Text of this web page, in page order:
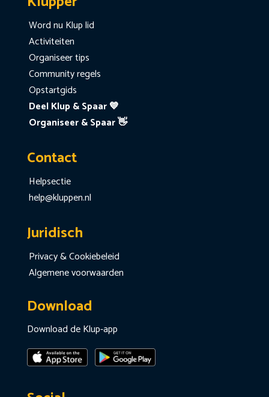
Word nu Klup lid
Activiteiten
Organiseer tips
Community regels
Opstartgids
Deel Klup & Spaar 💙
Organiseer & Spaar 👋
Contact
Helpsectie
help@kluppen.nl
Juridisch
Privacy & Cookiebeleid
Algemene voorwaarden
Download
Download de Klup-app